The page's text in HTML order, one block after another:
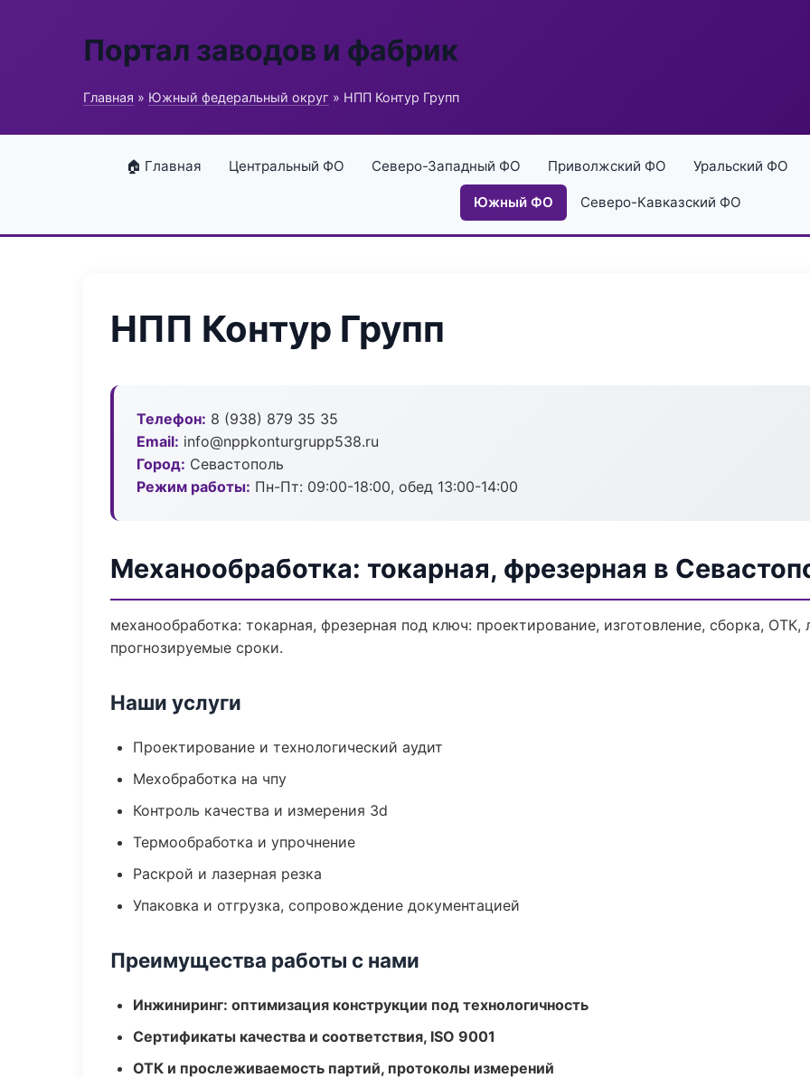
Портал заводов и фабрик
Главная » Южный федеральный округ » НПП Контур Групп
🏠 Главная Центральный ФО Северо-Западный ФО Приволжский ФО Уральский ФО
Южный ФО Северо-Кавказский ФО
НПП Контур Групп
Телефон: 8 (938) 879 35 35
Email: info@nppkonturgrupp538.ru
Город: Севастополь
Режим работы: Пн-Пт: 09:00-18:00, обед 13:00-14:00
Механообработка: токарная, фрезерная в
механообработка: токарная, фрезерная под ключ: проектирование, изготовление, сборка,
прогнозируемые сроки.
Наши услуги
Проектирование и технологический аудит
Мехобработка на чпу
Контроль качества и измерения 3d
Термообработка и упрочнение
Раскрой и лазерная резка
Упаковка и отгрузка, сопровождение документацией
Преимущества работы с нами
Инжиниринг: оптимизация конструкции под технологичность
Сертификаты качества и соответствия, ISO 9001
ОТК и прослеживаемость партий, протоколы измерений